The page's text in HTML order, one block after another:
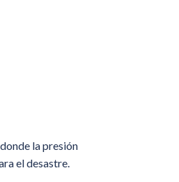
la presión
el desastre.